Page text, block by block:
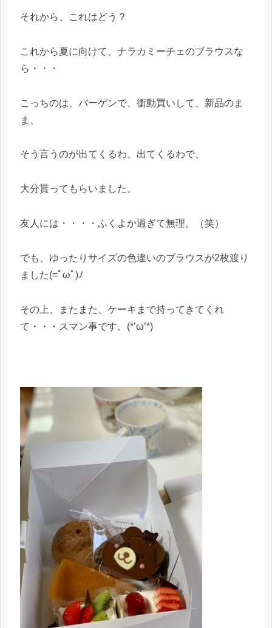
それから、これはどう？
これから夏に向けて、ナラカミーチェのブラウスな
ら・・・
こっちのは、バーゲンで、衝動買いして、新品のま
ま、
そう言うのが出てくるわ、出てくるわで、
大分貰ってもらいました。
友人には・・・・ふくよか過ぎて無理。（笑）
でも、ゆったりサイズの色違いのブラウスが2枚渡り
ました(=ﾟωﾟ)ﾉ
その上、またまた、ケーキまで持ってきてくれ
て・・・スマン事です。(*’ω’*)